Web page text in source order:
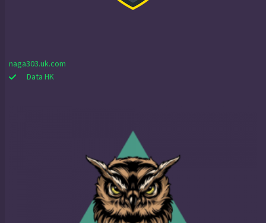
naga303.uk.com
Data HK